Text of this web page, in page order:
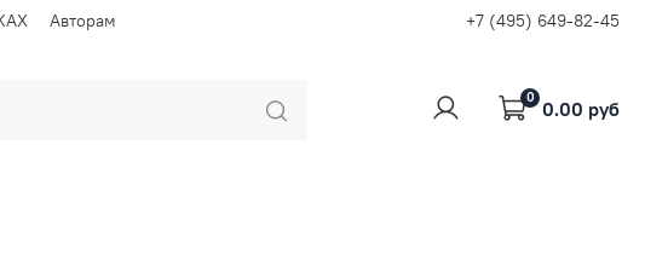
Авторам +7 (495) 649-82-45
0 0.00 руб